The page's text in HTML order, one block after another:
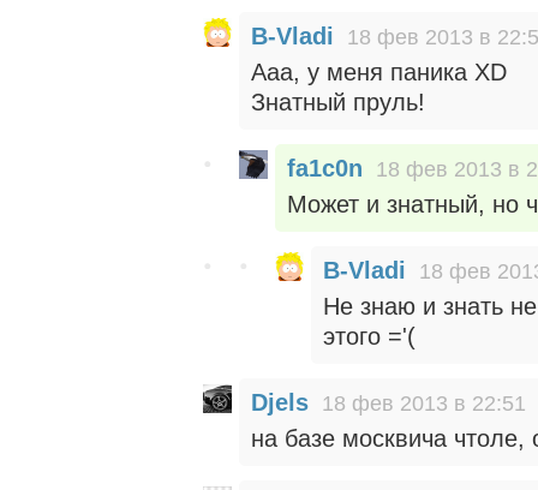
B-Vladi 18 фев 2013 в
Ааа, у меня паника XD
Знатный пруль!
fa1c0n 18 фев 2013 в
Может и знатный, но
B-Vladi 18 фев
Не знаю и знать
этого ='(
Djels 18 фев 2013 в 22:51
на базе москвича чтоле,